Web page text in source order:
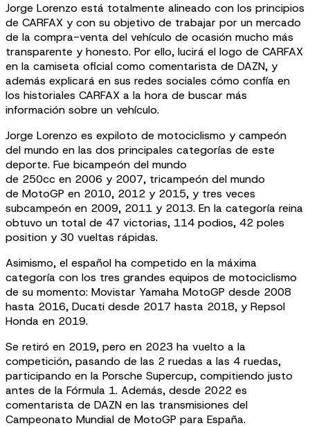
Jorge Lorenzo está totalmente alineado con los principios
de CARFAX y con su objetivo de trabajar por un mercado
de la compra-venta del vehículo de ocasión mucho más
transparente y honesto. Por ello, lucirá el logo de CARFAX
en la camiseta oficial como comentarista de DAZN, y
además explicará en sus redes sociales cómo confía en
los historiales CARFAX a la hora de buscar más
información sobre un vehículo.
Jorge Lorenzo es expiloto de motociclismo y campeón
del mundo en las dos principales categorías de este
deporte. Fue bicampeón del mundo
de 250cc en 2006 y 2007, tricampeón del mundo
de MotoGP en 2010, 2012 y 2015, y tres veces
subcampeón en 2009, 2011 y 2013. En la categoría reina
obtuvo un total de 47 victorias, 114 podios, 42 poles
position y 30 vueltas rápidas.
Asimismo, el español ha competido en la máxima
categoría con los tres grandes equipos de motociclismo
de su momento: Movistar Yamaha MotoGP desde 2008
hasta 2016, Ducati desde 2017 hasta 2018, y Repsol
Honda en 2019.
Se retiró en 2019, pero en 2023 ha vuelto a la
competición, pasando de las 2 ruedas a las 4 ruedas,
participando en la Porsche Supercup, compitiendo justo
antes de la Fórmula 1. Además, desde 2022 es
comentarista de DAZN en las transmisiones del
Campeonato Mundial de MotoGP para España.